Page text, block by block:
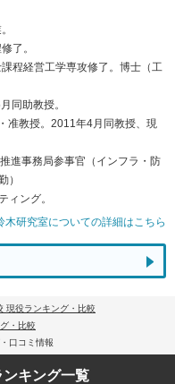
了。
程経営工学専攻修了。博士（工
同助教授。
准教授。2011年4月同教授、現
進事務局参事官（インフラ・防
）
ィング。
研究室についての詳細はこちら
現役ランキング・比較
・比較
口コミ情報
ンキング一覧